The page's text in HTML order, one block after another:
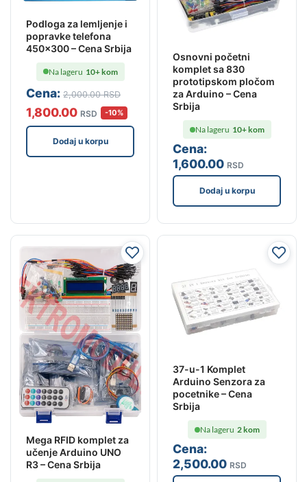
Podloga za lemljenje i
popravke telefona
450×300 – Cena Srbija
Cena: 2,000.00 RSD
1,800.00 RSD -10%
Na lageru 10+ kom
Dodaj u korpu
Osnovni početni
komplet sa 830
prototipskom pločom
za Arduino – Cena
Srbija
Cena:
1,600.00 RSD
Na lageru 10+ kom
Dodaj u korpu
Mega RFID komplet za
učenje Arduino UNO
R3 – Cena Srbija
37-u-1 Komplet
Arduino Senzora za
pocetnike – Cena
Srbija
Cena:
2,500.00 RSD
Na lageru 2 kom